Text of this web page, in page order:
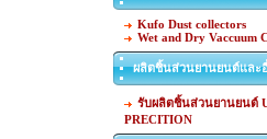
Kufo Dust collectors
Wet and Dry Vaccuum
ผลิตชิ้นส่วนยานยนต์และ
รับผลิตชิ้นส่วนยานยนต์
PRECITION